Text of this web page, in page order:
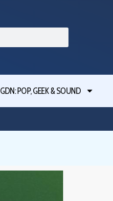
GDN: POP, GEEK & SOUND